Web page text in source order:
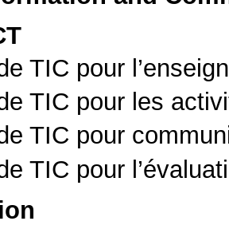
TIC pour
TIC pour les
TIC pour
TIC pour